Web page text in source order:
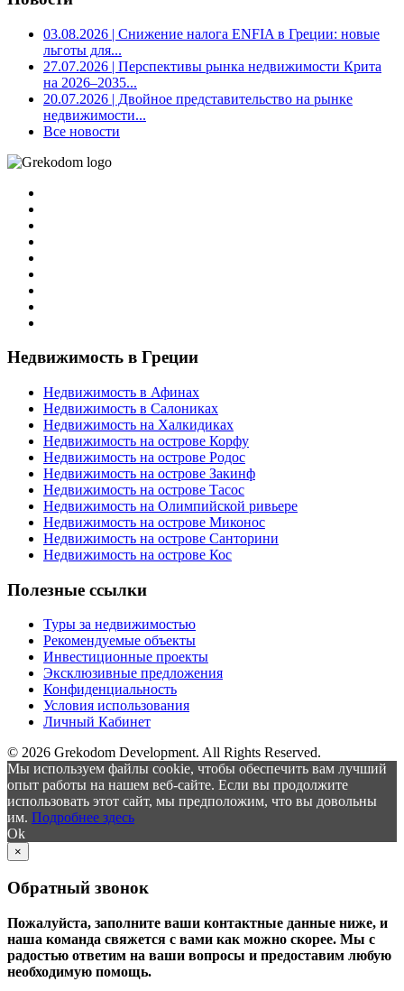
03.08.2026 | Снижение налога ENFIA в Греции: новые
льготы для...
27.07.2026 | Перспективы рынка недвижимости Крита
на 2026–2035...
20.07.2026 | Двойное представительство на рынке
недвижимости...
Все новости
Недвижимость в Греции
Недвижимость в Афинах
Недвижимость в Салониках
Недвижимость на Халкидиках
Недвижимость на острове Корфу
Недвижимость на острове Родос
Недвижимость на острове Закинф
Недвижимость на острове Тасос
Недвижимость на Олимпийской ривьере
Недвижимость на острове Миконос
Недвижимость на острове Санторини
Недвижимость на острове Кос
Полезные ссылки
Туры за недвижимостью
Рекомендуемые объекты
Инвестиционные проекты
Эксклюзивные предложения
Конфиденциальность
Условия использования
Личный Кабинет
© 2026 Grekodom Development. All Rights Reserved.
Мы используем файлы cookie, чтобы обеспечить вам лучший
опыт работы на нашем веб-сайте. Если вы продолжите
использовать этот сайт, мы предположим, что вы довольны
им. Подробнее здесь
Ok
×
Обратный звонок
Пожалуйста, заполните ваши контактные данные ниже, и
наша команда свяжется с вами как можно скорее. Мы с
радостью ответим на ваши вопросы и предоставим любую
необходимую помощь.